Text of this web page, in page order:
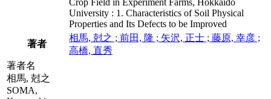
University : 1. Characteristics of Soil Physical
Properties and Its Defects to be Improved
著者
相馬, 尅之 ; 前田, 隆 ; 矢沢, 正士 ; 藤原, 幸彦 ;
高橋, 直秀
著者名
相馬, 尅之
SOMA,